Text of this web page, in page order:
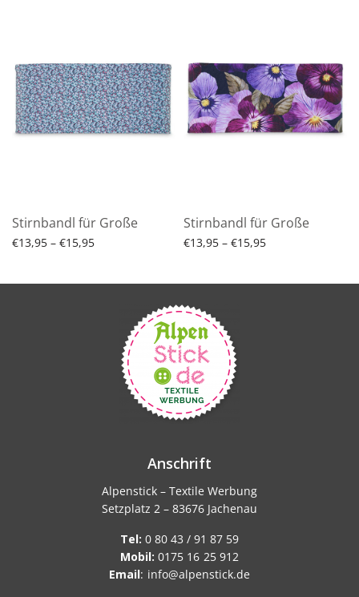
Stirnbandl für Große
€13,95 – €15,95Preisspanne:
Stirnbandl für Große
€13,95 – €15,95Preisspanne:
Anschrift
Alpenstick – Textile Werbung
Setzplatz 2 – 83676 Jachenau
Tel: 0 80 43 / 91 87 59
Mobil: 0175 16 25 912
Email: info@alpenstick.de